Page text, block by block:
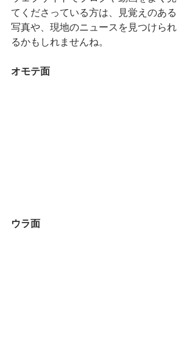
てくださっている方は、見覚えのある
写真や、現地のニュースを見つけられ
るかもしれませんね。
オモテ面
ウラ面